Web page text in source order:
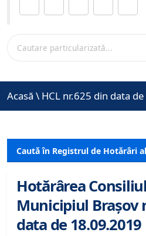
Acasă \ HCL nr.625 din data
Caută în Registrul de Hotărâri
Hotărârea
Municipiul Brașov
data de 18.09.2019